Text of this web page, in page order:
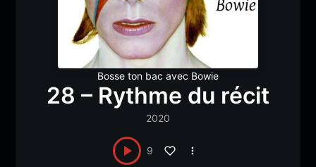
Bosse ton bac avec Bowie
28 – Rythme du récit
2020
9